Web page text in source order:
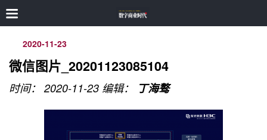
2020-11-23
微信图片_20201123085104
时间： 2020-11-23 编辑： 丁海骜